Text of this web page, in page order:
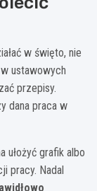
w święto, nie
ustawowych
przepisy.
dana praca w
ułożyć grafik albo
pracy. Nadal